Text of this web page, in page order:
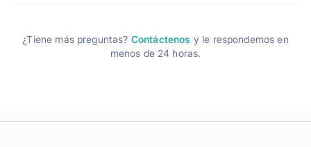
¿Tiene más preguntas? Contáctenos y le respondemos en
menos de 24 horas.